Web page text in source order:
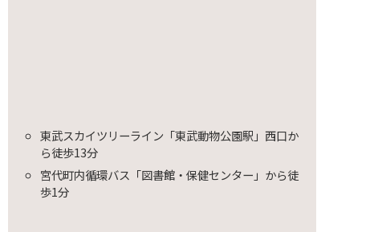
東武スカイツリーライン「東武動物公園駅」西口か
ら徒歩13分
宮代町内循環バス「図書館・保健センター」から徒
歩1分